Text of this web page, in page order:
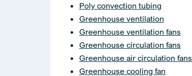
Poly convection tubing
Greenhouse ventilation
Greenhouse ventilation fans
Greenhouse circulation fans
Greenhouse air circulation fans
Greenhouse cooling fan